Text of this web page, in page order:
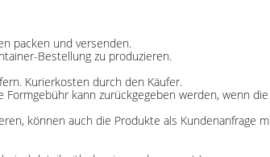
packen und versenden.
Bestellung zu produzieren.
Kurierkosten durch den Käufer.
kann zurückgegeben werden, wenn
können auch die Produkte als Kundenanfrage